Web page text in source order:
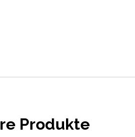
Produkte